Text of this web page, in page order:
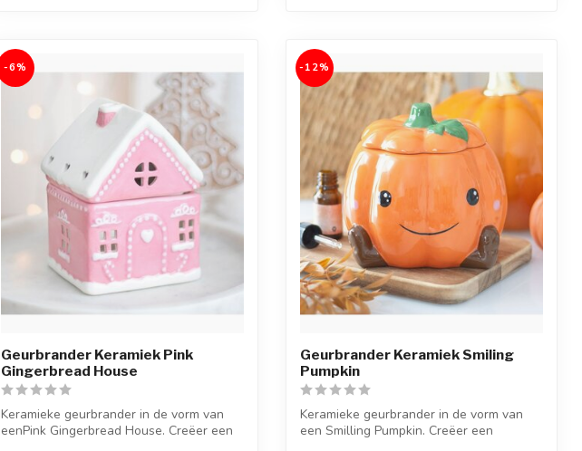
-6%
Geurbrander Keramiek Pink
Gingerbread House
Keramieke geurbrander in de vorm van
eenPink Gingerbread House. Creëer een
-12%
Geurbrander Keramiek Smiling
Pumpkin
Keramieke geurbrander in de vorm van
een Smilling Pumpkin. Creëer een